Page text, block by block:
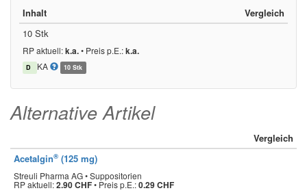
Inhalt
Vergleich
10 Stk
RP aktuell:k.a.• Preis p.E.:k.a.
D KA 10 Stk
Alternative Artikel
Vergleich
Acetalgin® (125 mg)
Streuli Pharma AG • Suppositorien
RP aktuell:2.90 CHF• Preis p.E.:0.29 CHF